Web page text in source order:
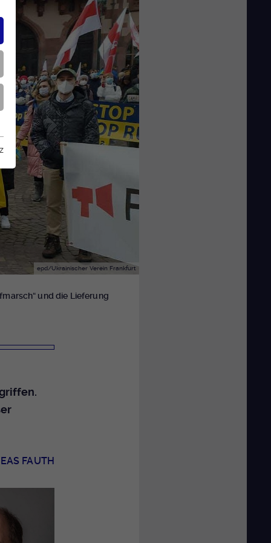
epd/Ukrainischer Verein Frankfurt
und die Lieferung
FAUTH